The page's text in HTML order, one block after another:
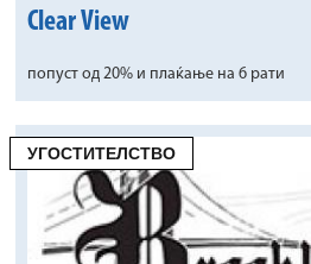
Clear View
попуст од 20% и плаќање на 6 рати
УГОСТИТЕЛСТВО